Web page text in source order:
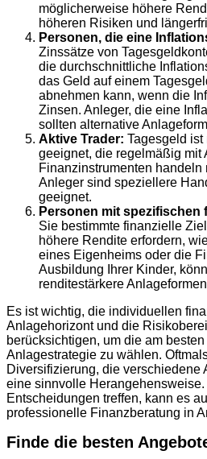
möglicherweise höhere
höheren Risiken und
Personen, die eine
Zinssätze von
die durchschnittliche
das Geld auf einem
abnehmen kann, wenn die
Zinsen. Anleger, die eine
sollten alternative
Aktive Trader: Tagesgeld ist
geeignet, die regelmäßig mit
Finanzinstrumenten handeln
Anleger sind speziellere
geeignet.
Personen mit spezifischen
Sie bestimmte finanzielle
höhere Rendite erfordern,
eines Eigenheims oder die
Ausbildung Ihrer Kinder,
renditestärkere
Es ist wichtig, die individuellen
Anlagehorizont und die
berücksichtigen, um die am
Anlagestrategie zu wählen.
Diversifizierung, die verschiedene
eine sinnvolle
Entscheidungen treffen, kann es
professionelle Finanzberatung in
Finde die besten